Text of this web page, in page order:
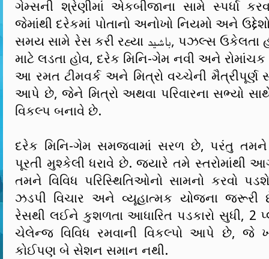
ગેમ્સની શ્રેણીમાં એકબીજાના સામે સ્પર્ધા
જેમાંથી દરેકમાં પોતાનો અનોખો નિયમો અને
સમય સામે રેસ કરી રહ્યા باشید, પઝલ્સ ઉકેલતા હોવ અથવા વિજેતા
માટે લડતા હોવ, દરેક મિનિ-ગેમ નવી અને
આ રમત ટીમવર્ક અને મિત્રો વચ્ચેની મૈત્રીપૂર્ણ
આપે છે, જેને મિત્રો અથવા પરિવારના સભ્યો
વિકલ્પ બનાવે છે.
દરેક મિનિ-ગેમ સમજવામાં સરળ છે, પરંતુ તમને
પૂરતી મુશ્કેલી ધરાવે છે. જ્યારે તમે સ્તરોમાંથી
તમને વિવિધ પરિસ્થિતિઓનો સામનો કરવો
ઝડપી વિચાર અને વ્યૂહાત્મક યોજના જરૂરી
રેસથી લઈને કુશળતા આધારિત પડકારો સુધી, 2
ચેલેન્જ વિવિધ રમવાની વિકલ્પો આપે છે, જે
કોઈપણ બે સેશન સમાન નથી.